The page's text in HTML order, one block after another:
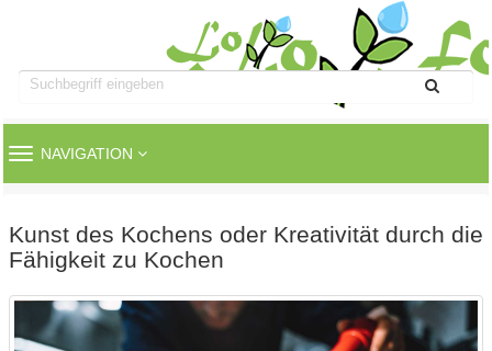
TOGGLE
NAVIGATION
Kunst des Kochens oder Kreativität durch die
Fähigkeit zu Kochen